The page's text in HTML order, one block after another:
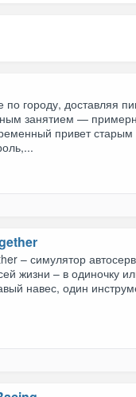
по городу, доставляя
занятием —
привет
– симулятор
жизни – в одиночку
навес, один